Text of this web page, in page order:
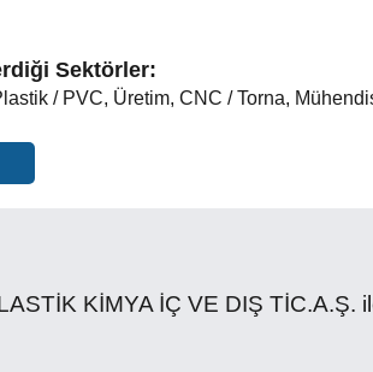
Sektörler:
/ PVC, Üretim, CNC / Torna,
KİMYA İÇ VE DIŞ TİC.A.Ş.